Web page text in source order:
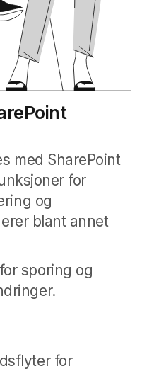
med SharePoint
for
og
blant annet
sporing og
for